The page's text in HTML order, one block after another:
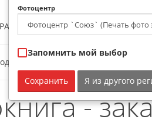
ФОТОКНИГИ
и цены Фотокнига -
-
Фотоцентр
Запомнить мой выбор
Сохранить Я из другого